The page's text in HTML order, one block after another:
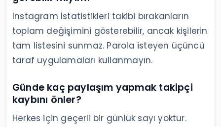
Türkiye’ye satış yapan veya Türkçe içerik
üreten bir hesapta kitlenin dil ve konum
uyumu önemlidir.Türkiye merkezli takipçi
seçeneğini değerlendirirken yalnızca sayıya
değil, hedeflediğiniz müşteri profiline ve
Teslimat sonrası düşüş ve destek
koşullarını nasıl değerlendirmelisiniz?